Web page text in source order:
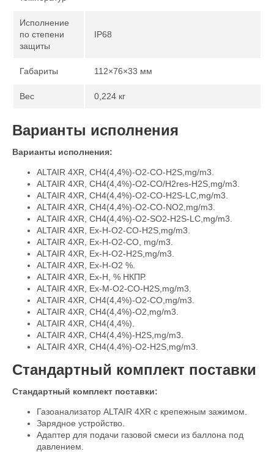
Исполнение
по степени
защиты
IP68
Габариты 112×76×33 мм
Вес 0,224 кг
Варианты исполнения
Варианты исполнения:
ALTAIR 4XR, CH4(4,4%)-O2-CO-H2S,mg/m3.
ALTAIR 4XR, CH4(4,4%)-O2-CO/H2res-H2S,mg/m3.
ALTAIR 4XR, CH4(4,4%)-O2-CO-H2S-LC,mg/m3.
ALTAIR 4XR, CH4(4,4%)-O2-CO-NO2,mg/m3.
ALTAIR 4XR, CH4(4,4%)-O2-SO2-H2S-LC,mg/m3.
ALTAIR 4XR, Ex-H-O2-CO-H2S,mg/m3.
ALTAIR 4XR, Ex-H-O2-CO, mg/m3.
ALTAIR 4XR, Ex-H-O2-H2S,mg/m3.
ALTAIR 4XR, Ex-H-O2 %.
ALTAIR 4XR, Ex-H, % НКПР.
ALTAIR 4XR, Ex-M-O2-CO-H2S,mg/m3.
ALTAIR 4XR, CH4(4,4%)-O2-CO,mg/m3.
ALTAIR 4XR, CH4(4,4%)-O2,mg/m3.
ALTAIR 4XR, CH4(4,4%).
ALTAIR 4XR, CH4(4,4%)-H2S,mg/m3.
ALTAIR 4XR, CH4(4,4%)-O2-H2S,mg/m3.
Стандартный комплект поставки
Стандартный комплект поставки:
Газоанализатор ALTAIR 4XR с крепежным зажимом.
Зарядное устройство.
Адаптер для подачи газовой смеси из баллона под
давлением.